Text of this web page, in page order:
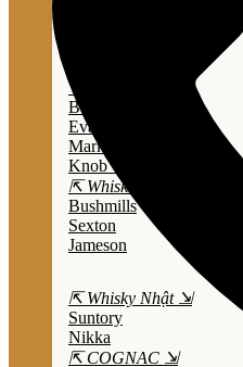
Wild Turkey
Bulleit Bourbon
Evan Williams
Marker's Mark
Knob Creek
⇱ Whiskey Ailen ⇲
Bushmills
Sexton
Jameson
⇱ Whisky Nhật ⇲
Suntory
Nikka
⇱ COGNAC ⇲